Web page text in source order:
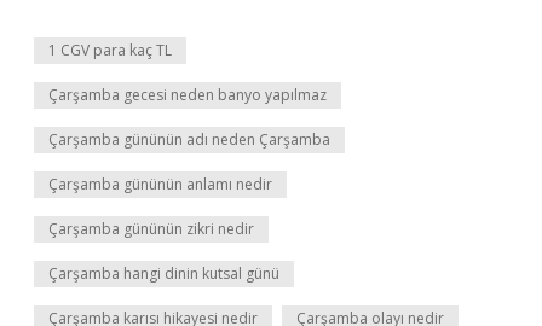
1 CGV para kaç TL
Çarşamba gecesi neden banyo yapılmaz
Çarşamba gününün adı neden Çarşamba
Çarşamba gününün anlamı nedir
Çarşamba gününün zikri nedir
Çarşamba hangi dinin kutsal günü
Çarşamba karısı hikayesi nedir Çarşamba olayı nedir